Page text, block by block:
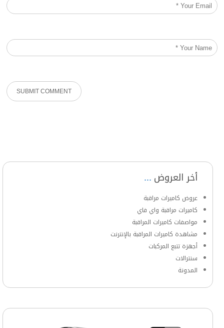
أخر العروض
عروض كاميرات مراقبة
كاميرات مراقبة واي فاي
مواصفات كاميرات المراقبة
مشاهدة كاميرات المراقبة بالإنترنت
أجهزة تتبع المركبات
سنترالات
المدونة